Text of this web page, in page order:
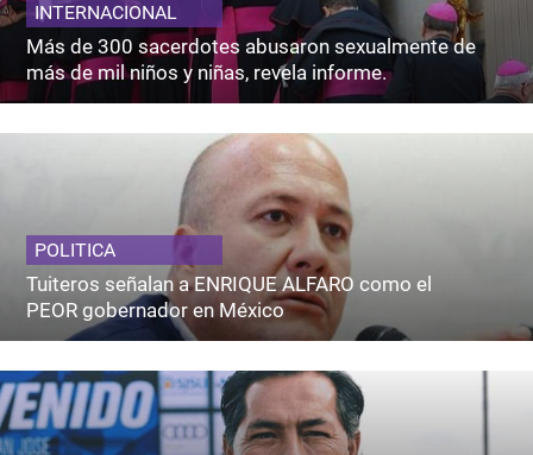
INTERNACIONAL
Más de 300 sacerdotes abusaron sexualmente de
más de mil niños y niñas, revela informe.
POLITICA
Tuiteros señalan a ENRIQUE ALFARO como el
PEOR gobernador en México